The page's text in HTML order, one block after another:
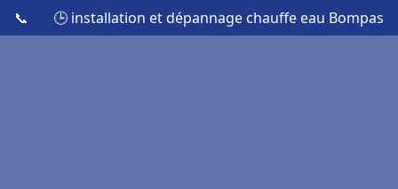
📞 🕒 installation et dépannage chauffe eau Bompas